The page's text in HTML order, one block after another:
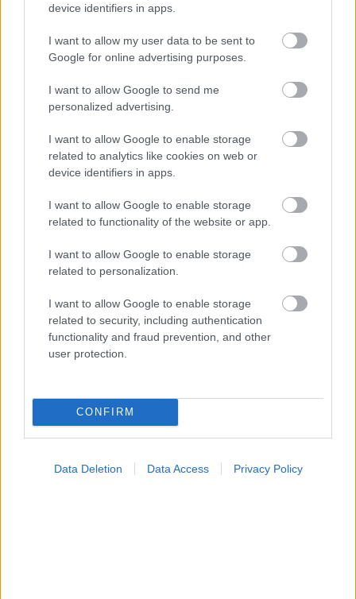
device identifiers in apps.
I want to allow my user data to be sent to
Google for online advertising purposes.
I want to allow Google to send me
personalized advertising.
I want to allow Google to enable storage
related to analytics like cookies on web or
device identifiers in apps.
I want to allow Google to enable storage
related to functionality of the website or app.
I want to allow Google to enable storage
related to personalization.
I want to allow Google to enable storage
related to security, including authentication
functionality and fraud prevention, and other
user protection.
CONFIRM
Data Deletion Data Access Privacy Policy